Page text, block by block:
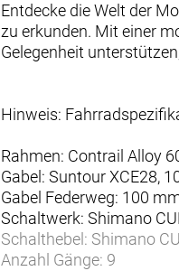
Entdecke die Welt der
zu erkunden. Mit einer
Gelegenheit
Hinweis:
Rahmen: Contrail Alloy
Gabel: Suntour XCE28,
Gabel Federweg: 100
Schaltwerk: Shimano
Schalthebel: Shimano
Anzahl Gänge: 9